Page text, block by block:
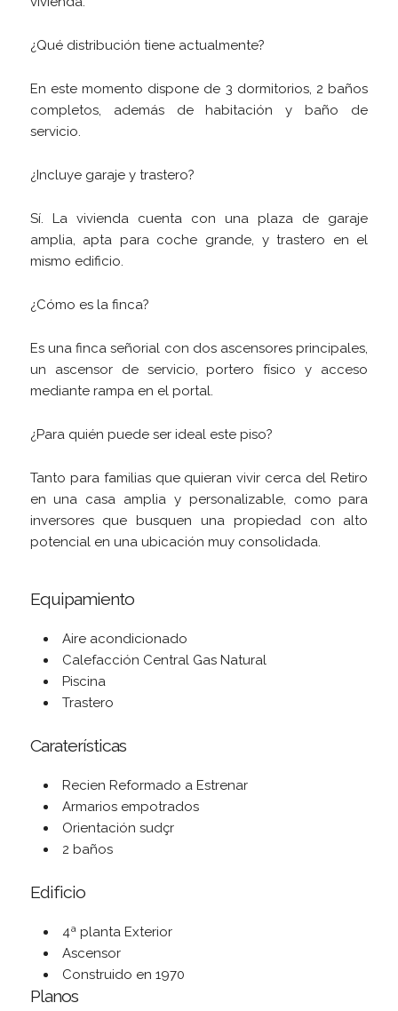
¿Qué distribución tiene actualmente?
En este momento dispone de 3 dormitorios, 2 baños
completos, además de habitación y baño de
servicio.
¿Incluye garaje y trastero?
Sí. La vivienda cuenta con una plaza de garaje
amplia, apta para coche grande, y trastero en el
mismo edificio.
¿Cómo es la finca?
Es una finca señorial con dos ascensores principales,
un ascensor de servicio, portero físico y acceso
mediante rampa en el portal.
¿Para quién puede ser ideal este piso?
Tanto para familias que quieran vivir cerca del Retiro
en una casa amplia y personalizable, como para
inversores que busquen una propiedad con alto
potencial en una ubicación muy consolidada.
Equipamiento
Aire acondicionado
Calefacción Central Gas Natural
Piscina
Trastero
Caraterísticas
Recien Reformado a Estrenar
Armarios empotrados
Orientación sudçr
2 baños
Edificio
4ª planta Exterior
Ascensor
Construido en 1970
Planos